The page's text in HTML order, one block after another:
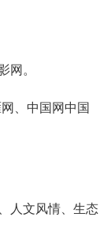
网。
、中国网中国
人文风情、生态